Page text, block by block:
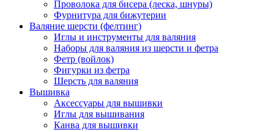
Проволока для бисера (леска, шнуры)
Фурнитура для бижутерии
Валяние шерсти (фелтинг)
Иглы и инструменты для валяния
Наборы для валяния из шерсти и фетра
Фетр (войлок)
Фигурки из фетра
Шерсть для валяния
Вышивка
Аксессуары для вышивки
Иглы для вышивания
Канва для вышивки